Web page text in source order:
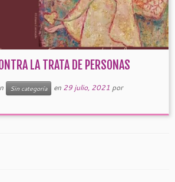
LA TRATA DE PERSONAS
Sin categoría en 29 julio, 2021 por